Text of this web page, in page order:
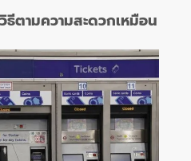
ธีตามความสะดวกเหมือน